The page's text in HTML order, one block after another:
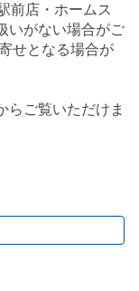
前店・ホームス
いがない場合がご
せとなる場合が
らご覧いただけま